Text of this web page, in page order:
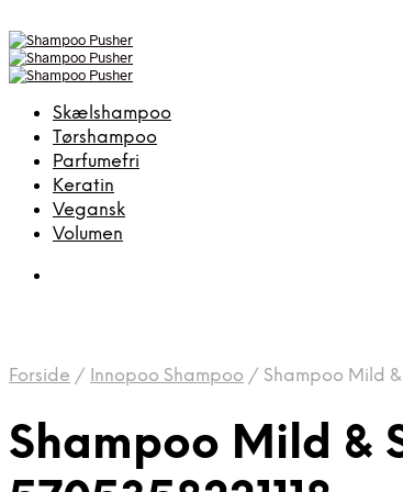
Skælshampoo
Tørshampoo
Parfumefri
Keratin
Vegansk
Volumen
Forside / Innopoo Shampoo / Shampoo Mild &
Shampoo Mild &